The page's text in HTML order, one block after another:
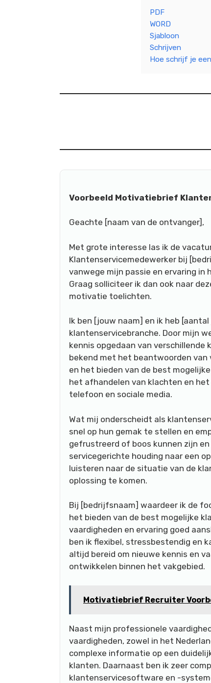
PDF
WORD
Sjabloon
Schrijven
Hoe schrijf je
Voorbeeld Motivatiebrief
Geachte [naam van de ontvanger],
Met grote interesse las ik de
Klantenservicemedewerker bij
vanwege mijn passie en ervaring
Graag solliciteer ik dan ook naar
motivatie toelichten.
Ik ben [jouw naam] en ik heb
klantenservicebranche. Door mijn
kennis opgedaan van
bekend met het beantwoorden van
en het bieden van de best
het afhandelen van klachten en
telefoon en sociale media.
Wat mij onderscheidt als
snel op hun gemak te stellen en
gefrustreerd of boos kunnen zijn
servicegerichte houding naar een
luisteren naar de situatie van de
oplossing te komen.
Bij [bedrijfsnaam] waardeer ik de
het bieden van de best mogelijke
vaardigheden en ervaring goed
ben ik flexibel, stressbestendig en
altijd bereid om nieuwe kennis en
ontwikkelen binnen het vakgebied.
Motivatiebrief Recruiter
Naast mijn professionele
vaardigheden, zowel in het
complexe informatie op een
klanten. Daarnaast ben ik zeer
klantenservicesoftware en -